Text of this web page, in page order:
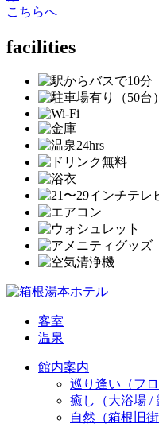
こちらへ
facilities
客室
温泉
館内案内
巡り逢い（フ
癒し（大浴場 /
自然（箱根旧